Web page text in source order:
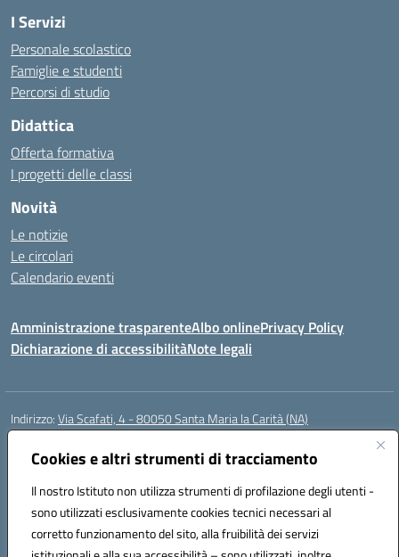
Cookies e altri strumenti di tracciamento
Il nostro Istituto non utilizza strumenti di profilazione degli utenti -
sono utilizzati esclusivamente cookies tecnici necessari al
corretto funzionamento del sito, alla fruibilità dei servizi
I Servizi
Personale scolastico
Famiglie e studenti
Percorsi di studio
Didattica
Offerta formativa
I progetti delle classi
Novità
Le notizie
Le circolari
Calendario eventi
Amministrazione trasparenteAlbo onlinePrivacy Policy
Dichiarazione di accessibilitàNote legali
Indirizzo:Via Scafati, 4 - 80050 Santa Maria la Carità (NA)
Centralino:
Posta elettronica certificata (PEC):NAEE21900T@pec.istruzione.it
Codice fiscale: 90016250632
Codice meccanografico:NAEE21900T
Codice Indice delle Pubbliche Amministrazioni (IPA): istsc_naee21900t
Codice unico di fatturazione (CUF): UFZ0X6